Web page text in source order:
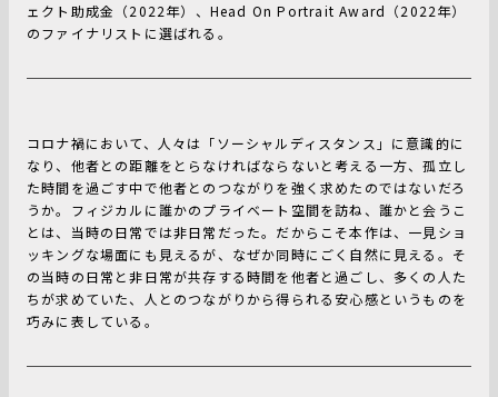
ェクト助成金（2022年）、Head On Portrait Award（2022年）
のファイナリストに選ばれる。
コロナ禍において、人々は「ソーシャルディスタンス」に意識的に
なり、他者との距離をとらなければならないと考える一方、孤立し
た時間を過ごす中で他者とのつながりを強く求めたのではないだろ
うか。フィジカルに誰かのプライベート空間を訪ね、誰かと会うこ
とは、当時の日常では非日常だった。だからこそ本作は、一見ショ
ッキングな場面にも見えるが、なぜか同時にごく自然に見える。そ
の当時の日常と非日常が共存する時間を他者と過ごし、多くの人た
ちが求めていた、人とのつながりから得られる安心感というものを
巧みに表している。